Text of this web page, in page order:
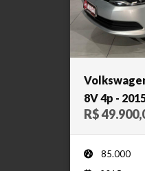
8V 4p -
R$
85.000